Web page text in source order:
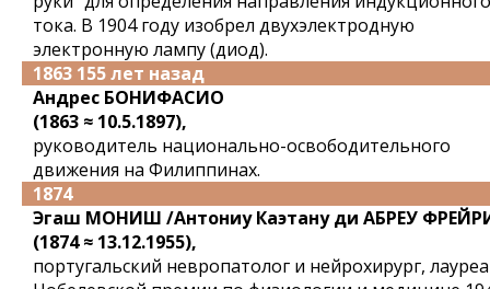
тока. В 1904 году изобрел двухэлектродную
электронную лампу (диод).
1863 155 лет назад
Андрес БОНИФАСИО
(1863 ≈ 10.5.1897),
руководитель национально-освободительного
движения на Филиппинах.
1874
Эгаш МОНИШ /Антониу Каэтану ди АБРЕУ
(1874 ≈ 13.12.1955),
португальский невропатолог и нейрохирург,